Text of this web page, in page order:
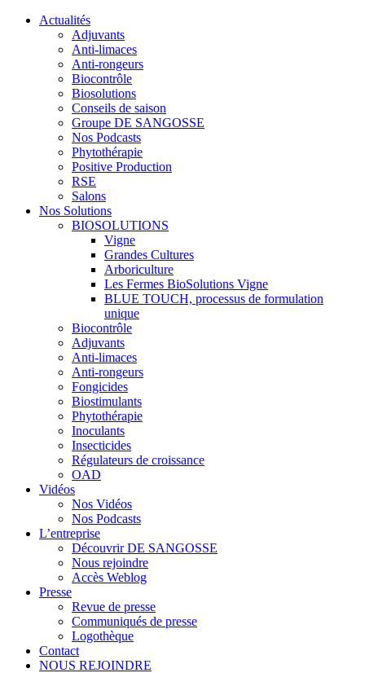
Actualités
Adjuvants
Anti-limaces
Anti-rongeurs
Biocontrôle
Biosolutions
Conseils de saison
Groupe DE SANGOSSE
Nos Podcasts
Phytothérapie
Positive Production
RSE
Salons
Nos Solutions
BIOSOLUTIONS
Vigne
Grandes Cultures
Arboriculture
Les Fermes BioSolutions Vigne
BLUE TOUCH, processus de formulation
unique
Biocontrôle
Adjuvants
Anti-limaces
Anti-rongeurs
Fongicides
Biostimulants
Phytothérapie
Inoculants
Insecticides
Régulateurs de croissance
OAD
Vidéos
Nos Vidéos
Nos Podcasts
L’entreprise
Découvrir DE SANGOSSE
Nous rejoindre
Accès Weblog
Presse
Revue de presse
Communiqués de presse
Logothèque
Contact
NOUS REJOINDRE